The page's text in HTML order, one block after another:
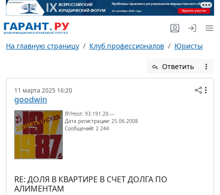
На главную страницу Клуб профессионалов Юристы
Ответить
11 марта 2025 16:20
goodwin
IP/Host: 93.191.20.---
Дата регистрации: 25.06.2008
Сообщений: 2 244
RE: ДОЛЯ В КВАРТИРЕ В СЧЕТ ДОЛГА ПО
АЛИМЕНТАМ